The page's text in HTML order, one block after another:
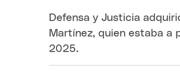
Defensa y Justicia
Martínez, quien estaba a
2025.